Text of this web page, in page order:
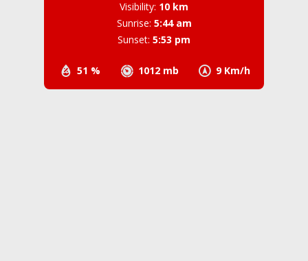
51 % 1012 mb 9 Km/h
Visibility: 10 km
Sunrise: 5:44 am
Sunset: 5:53 pm